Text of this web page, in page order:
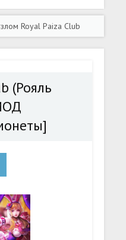
Royal Paiza Club
монеты] -
(Рояль